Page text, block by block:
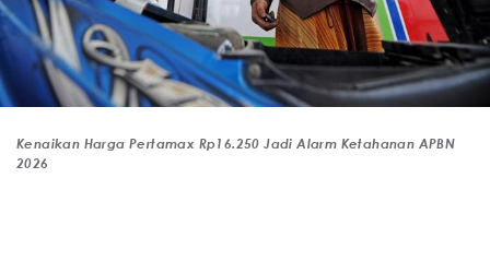
Kenaikan Harga Pertamax Rp16.250 Jadi Alarm Ketahanan APBN
2026